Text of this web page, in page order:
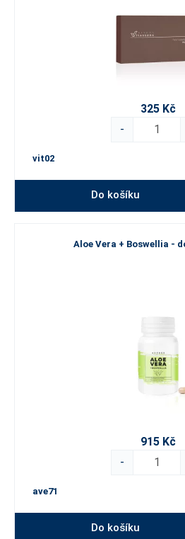
325 Kč
-
vit02
Do košíku
Aloe Vera + Boswellia -
915 Kč
-
ave71
Do košíku